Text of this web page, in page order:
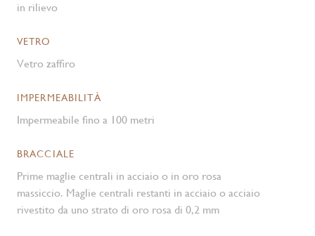
in rilievo
VETRO
Vetro zaffiro
IMPERMEABILITÀ
Impermeabile fino a 100 metri
BRACCIALE
Prime maglie centrali in acciaio o in oro rosa
massiccio. Maglie centrali restanti in acciaio o acciaio
rivestito da uno strato di oro rosa di 0,2 mm